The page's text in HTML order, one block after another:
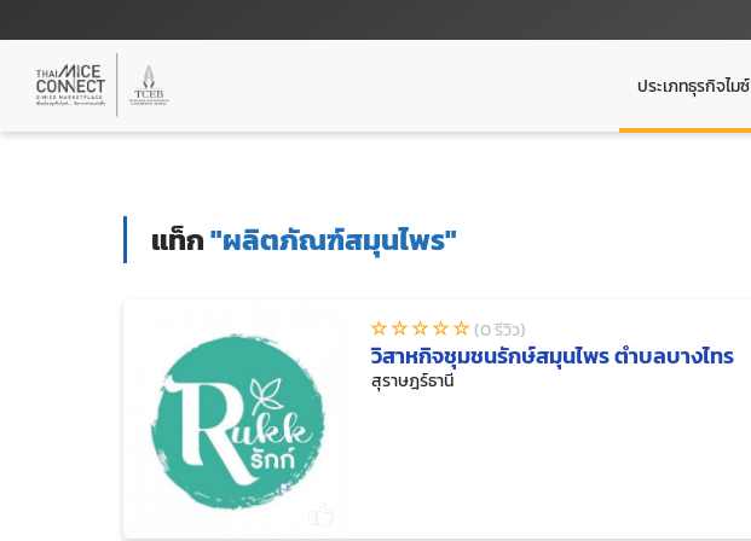
ประเภทธุรกิจไมซ์
แท็ก"ผลิตภัณฑ์สมุนไพร"
(0 รีวิว)
วิสาหกิจชุมชนรักษ์สมุนไพร ตำบลบางไทร
สุราษฎร์ธานี